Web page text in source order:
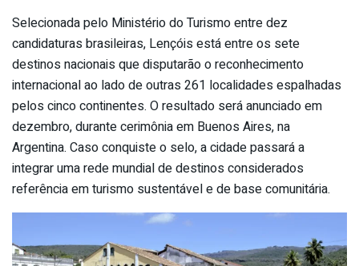
Selecionada pelo Ministério do Turismo entre dez
candidaturas brasileiras, Lençóis está entre os sete
destinos nacionais que disputarão o reconhecimento
internacional ao lado de outras 261 localidades espalhadas
pelos cinco continentes. O resultado será anunciado em
dezembro, durante cerimônia em Buenos Aires, na
Argentina. Caso conquiste o selo, a cidade passará a
integrar uma rede mundial de destinos considerados
referência em turismo sustentável e de base comunitária.